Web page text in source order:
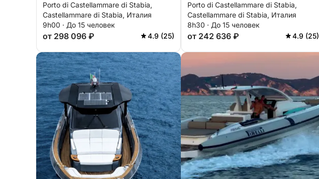
Porto di Castellammare di Stabia,
Castellammare di Stabia, Италия
9h00 · До 15 человек
от 298 096 ₽ 4.9 (25)
Неаполитанскому заливу.
Porto di Castellammare di Stabia,
Castellammare di Stabia, Италия
8h30 · До 15 человек
от 242 636 ₽ 4.9 (25)